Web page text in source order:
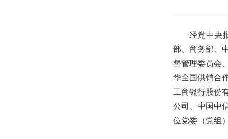
经党中央
部、商务部、
督管理委员会
华全国供销合
工商银行股份
公司、中国中
位党委（党组